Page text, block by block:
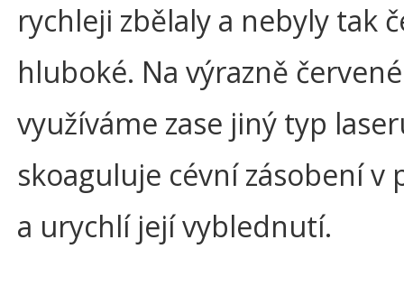
rychleji zbělaly a nebyly tak
hluboké. Na výrazně
využíváme zase jiný typ
skoaguluje cévní zásobení v
a urychlí její vyblednutí.